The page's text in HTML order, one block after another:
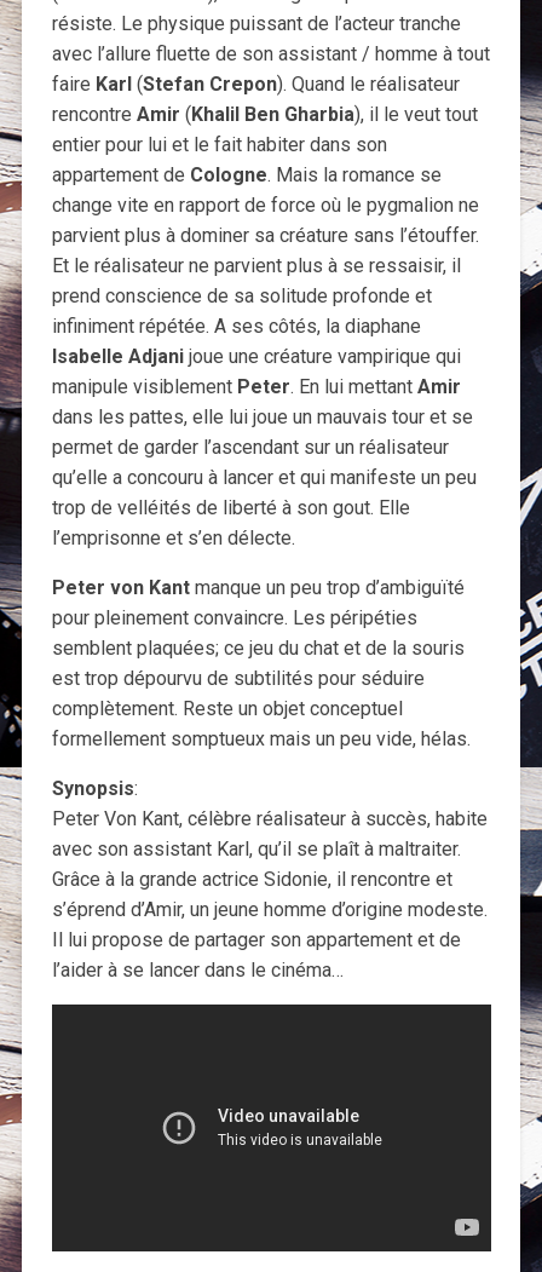
résiste. Le physique puissant de l’acteur tranche
avec l’allure fluette de son assistant / homme à tout
faire Karl (Stefan Crepon). Quand le réalisateur
rencontre Amir (Khalil Ben Gharbia), il le veut tout
entier pour lui et le fait habiter dans son
appartement de Cologne. Mais la romance se
change vite en rapport de force où le pygmalion ne
parvient plus à dominer sa créature sans l’étouffer.
Et le réalisateur ne parvient plus à se ressaisir, il
prend conscience de sa solitude profonde et
infiniment répétée. A ses côtés, la diaphane
Isabelle Adjanijoue une créature vampirique qui
manipule visiblement Peter. En lui mettant Amir
dans les pattes, elle lui joue un mauvais tour et se
permet de garder l’ascendant sur un réalisateur
qu’elle a concouru à lancer et qui manifeste un peu
trop de velléités de liberté à son gout. Elle
l’emprisonne et s’en délecte.
Peter von Kantmanque un peu trop d’ambiguïté
pour pleinement convaincre. Les péripéties
semblent plaquées; ce jeu du chat et de la souris
est trop dépourvu de subtilités pour séduire
complètement. Reste un objet conceptuel
formellement somptueux mais un peu vide, hélas.
Synopsis:
Peter Von Kant, célèbre réalisateur à succès, habite
avec son assistant Karl, qu’il se plaît à maltraiter.
Grâce à la grande actrice Sidonie, il rencontre et
s’éprend d’Amir, un jeune homme d’origine modeste.
Il lui propose de partager son appartement et de
l’aider à se lancer dans le cinéma…